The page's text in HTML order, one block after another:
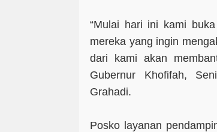
“Mulai hari ini kami
mereka yang ingin
dari kami akan
Gubernur Khofifah,
Grahadi.
Posko layanan